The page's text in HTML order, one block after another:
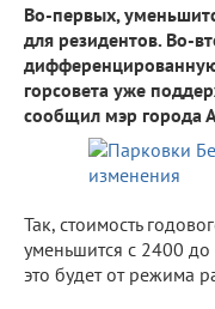
Во-первых,
для резидентов. Во-
горсовета уже
сообщил мэр города
Так, стоимость
уменьшится с 2400
это будет от режима